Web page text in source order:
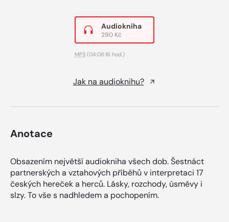
Audiokniha
290 Kč
MP3 (04:08:16 hod.)
Jak na audioknihu?
Anotace
Obsazením největší audiokniha všech dob. Šestnáct
partnerských a vztahových příběhů v interpretaci 17
českých hereček a herců. Lásky, rozchody, úsměvy i
slzy. To vše s nadhledem a pochopením.